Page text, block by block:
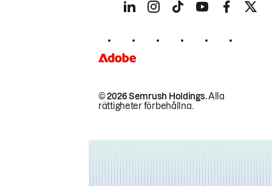
© 2026 Semrush Holdings.Alla
rättigheter förbehållna.